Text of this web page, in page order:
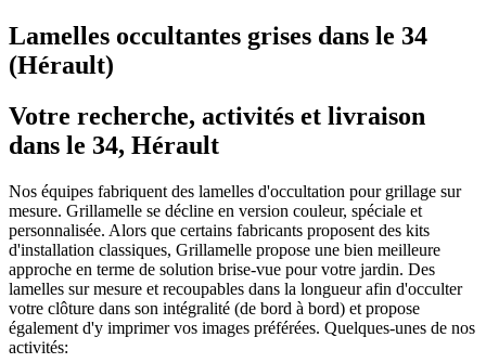
Lamelles occultantes grises dans le 34
(Hérault)
Votre recherche, activités et livraison
dans le 34, Hérault
Nos équipes fabriquent des lamelles d'occultation pour grillage sur
mesure. Grillamelle se décline en version couleur, spéciale et
personnalisée. Alors que certains fabricants proposent des kits
d'installation classiques, Grillamelle propose une bien meilleure
approche en terme de solution brise-vue pour votre jardin. Des
lamelles sur mesure et recoupables dans la longueur afin d'occulter
votre clôture dans son intégralité (de bord à bord) et propose
également d'y imprimer vos images préférées. Quelques-unes de nos
activités: